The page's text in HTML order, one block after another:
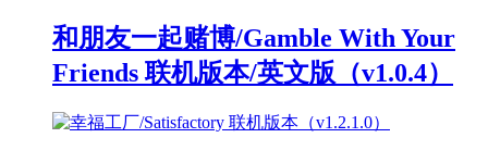
和朋友一起赌博/Gamble With Your
Friends 联机版本/英文版（v1.0.4）